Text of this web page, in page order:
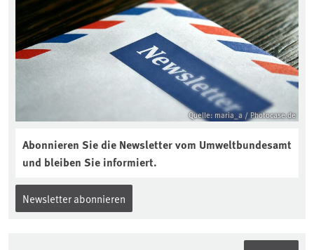
Quelle: maria_a / Photocase.de
Abonnieren Sie die Newsletter vom Umweltbundesamt
und bleiben Sie informiert.
Newsletter abonnieren